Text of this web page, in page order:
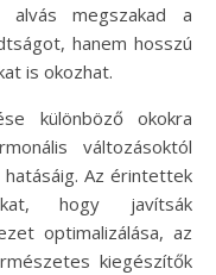
alvás megszakad a
hanem hosszú
is okozhat.
különböző okokra
változásoktól
Az érintettek
hogy javítsák
optimalizálása, az
kiegészítők